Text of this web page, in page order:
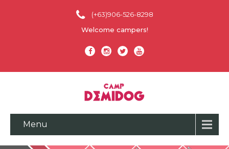
(+63)906-526-8298
Welcome campers!
Menu